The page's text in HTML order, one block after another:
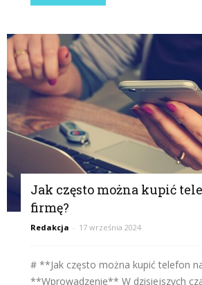
Jak często można kupić
firmę?
Redakcja - 17 września 2024
# **Jak często można kupić telefon
**Wprowadzenie** W dzisiejszych